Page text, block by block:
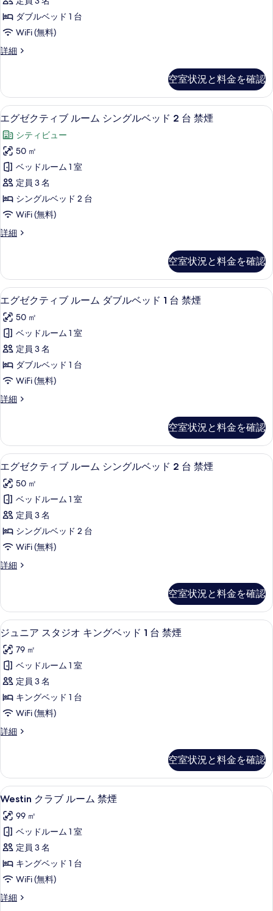
す
べ
て
の
真
を
表
示
す
る
台
喫
煙
ー
ル
ビ
ュ
ー
の
す
べ
て
の
真
を
表
示
す
る
ッ
ド
2
喫
プ
ー
ル
ビ
ュ
ー
の
詳
ィ
ブ
ル
ー
ダ
ブ
ル
ベ
ッ
ド
1
台
禁
煙
べ
て
の
写
真
を
表
示
す
ダブルベッド 1 台
WiFi (無料)
詳細
エ
テ
ィ
ブ
ー
ム
ダ
ブ
ル
ベ
ッ
ド
台
の
詳
細
空室状況と料金を確認
エ
グ
ゼ
ク
テ
ィ
ブ
ル
ー
シ
ン
グ
ル
ベ
ッ
ド
2
台
の
す
べ
て
の
写
真
を
表
す
る
高級寝具、羽毛の掛け布団、ピロー
10
エグゼクティブ ルーム シングルベッド 2 台 禁煙
シティビュー
50 ㎡
ベッドルーム 1 室
定員 3 名
シングルベッド 2 台
WiFi (無料)
詳細
エ
テ
ィ
ブ
ー
ム
ン
グ
ル
ベ
ッ
禁
煙
の
細
空室状況と料金を確認
エ
グ
ゼ
ク
テ
ィ
ブ
ル
ム
ダ
ブ
ル
ベ
ッ
ド
1
台
の
す
べ
て
の
写
真
を
表
す
る
エグゼクティブ ルーム ダブルベッ
6
エグゼクティブ ルーム ダブルベッド 1 台 禁煙
50 ㎡
ベッドルーム 1 室
定員 3 名
ダブルベッド 1 台
WiFi (無料)
詳細
エ
テ
ィ
ブ
ー
ム
ブ
ル
ベ
ッ
ド
煙
の
詳
細
空室状況と料金を確認
エ
グ
ゼ
ク
テ
ィ
ブ
ル
ム
シ
ン
グ
ル
ベ
ッ
ド
2
煙
の
す
べ
て
の
写
真
を
高級寝具、羽毛の掛け布団、ピロー
9
エグゼクティブ ルーム シングルベッド 2 台 禁煙
50 ㎡
ベッドルーム 1 室
定員 3 名
シングルベッド 2 台
WiFi (無料)
詳細
エ
テ
ィ
ブ
ー
ム
ン
グ
ル
ベ
ッ
禁
煙
の
細
空室状況と料金を確認
ジ
ュ
ニ
ア
ス
タ
ジ
オ
ン
グ
ベ
ッ
ド
1
台
禁
煙
ジュニア スタジオ キングベッド 1
6
ジュニア スタジオ キングベッド 1 台 禁煙
79 ㎡
ベッドルーム 1 室
定員 3 名
キングベッド 1 台
WiFi (無料)
詳細
ジ
ス
タ
ジ
キ
ン
ベ
ッ
ド
台
空室状況と料金を確認
Westin
ク
ラ
ブ
ル
ー
ム
禁
Westin クラブ ルーム 禁煙 | 高級寝
7
Westin クラブ ルーム 禁煙
99 ㎡
ベッドルーム 1 室
定員 3 名
キングベッド 1 台
WiFi (無料)
詳細
Westin